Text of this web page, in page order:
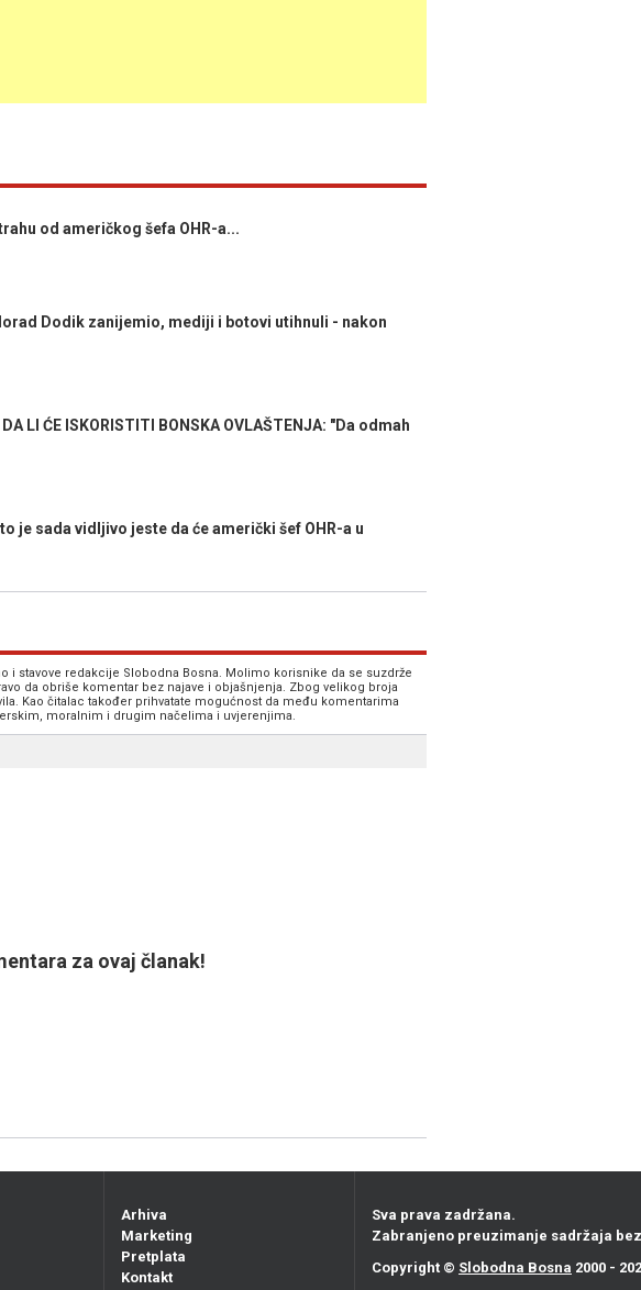
od američkog šefa OHR-a...
Dodik zanijemio, mediji i botovi utihnuli - nakon
LI ĆE ISKORISTITI BONSKA OVLAŠTENJA: "Da odmah
je sada vidljivo jeste da će američki šef OHR-a u
i stavove redakcije Slobodna Bosna. Molimo korisnike da se suzdrže
da obriše komentar bez najave i objašnjenja. Zbog velikog broja
Kao čitalac također prihvatate mogućnost da među komentarima
moralnim i drugim načelima i uvjerenjima.
za ovaj članak!
Arhiva
Marketing
Pretplata
Kontakt
Sva prava zadržana.
Zabranjeno preuzimanje sadržaja
Copyright © Slobodna Bosna 2000 -